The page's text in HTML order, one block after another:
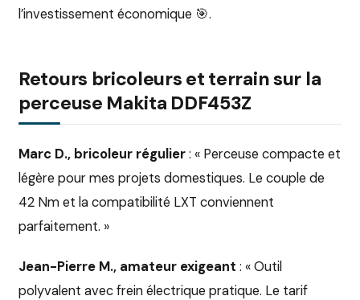
l’investissement économique 🎯.
Retours bricoleurs et terrain sur la
perceuse Makita DDF453Z
Marc D., bricoleur régulier: « Perceuse compacte et
légère pour mes projets domestiques. Le couple de
42 Nm et la compatibilité LXT conviennent
parfaitement. »
Jean-Pierre M., amateur exigeant : « Outil
polyvalent avec frein électrique pratique. Le tarif